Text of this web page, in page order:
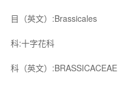
目（英文）:Brassicales
科:十字花科
科（英文）:BRASSICACEAE